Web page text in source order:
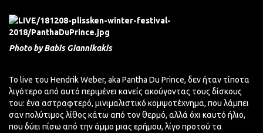
Photo by Babis Giannikakis
Το live του Hendrik Weber, aka Pantha Du Prince, δεν ήταν τίποτα
λιγότερο από αυτό περιμένει κανείς ακούγοντας τους δίσκους
του: ένα αστραφτερό, μινιμαλιστικό κομψοτέχνημα, που λάμπει
σαν πολύτιμος λίθος κάτω από τον θερμό, αλλά όχι καυτό ήλιο,
που δύει πίσω από την άμμο μιας ερήμου, λίγο προτού τα